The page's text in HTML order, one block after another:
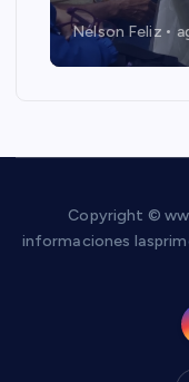
Nelson Feliz
Copyright ©
informaciones